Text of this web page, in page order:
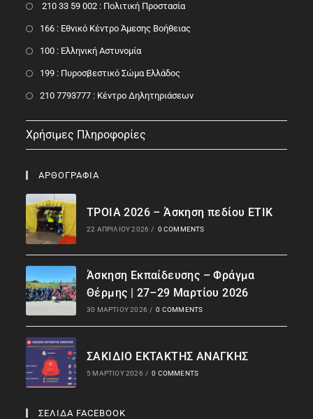
210 33 59 002 : Πολιτική Προστασία
166 : Εθνικό Κέντρο Άμεσης Βοήθειας
100 : Ελληνική Αστυνομία
199 : Πυροσβεστικό Σώμα Ελλάδος
210 7793777 : Kέντρο Δηλητηριάσεων
Χρήσιμες Πληροφορίες
ΑΡΘΟΓΡΑΦΙΑ
ΤΡΟΙΑ 2026 – Άσκηση πεδίου ΕΤΙΚ
22 ΑΠΡΙΛΊΟΥ 2026 / 0 COMMENTS
Άσκηση Εκπαίδευσης – Φράγμα
Θέρμης | 27–29 Μαρτίου 2026
30 ΜΑΡΤΊΟΥ 2026 / 0 COMMENTS
ΣΑΚΙΔΙΟ ΕΚΤΑΚΤΗΣ ΑΝΑΓΚΗΣ
5 ΜΑΡΤΊΟΥ 2026 / 0 COMMENTS
ΣΕΛΙΔΑ FACEBOOK